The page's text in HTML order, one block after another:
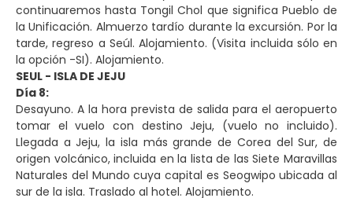
continuaremos hasta Tongil Chol que significa Pueblo de
la Unificación. Almuerzo tardío durante la excursión. Por la
tarde, regreso a Seúl. Alojamiento. (Visita incluida sólo en
la opción -SI). Alojamiento.
SEUL - ISLA DE JEJU
Día 8:
Desayuno. A la hora prevista de salida para el aeropuerto
tomar el vuelo con destino Jeju, (vuelo no incluido).
Llegada a Jeju, la isla más grande de Corea del Sur, de
origen volcánico, incluida en la lista de las Siete Maravillas
Naturales del Mundo cuya capital es Seogwipo ubicada al
sur de la isla. Traslado al hotel. Alojamiento.